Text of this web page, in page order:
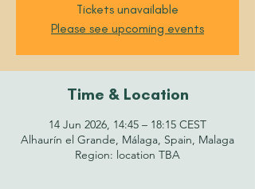
Tickets unavailable
Please see upcoming events
Time & Location
14 Jun 2026, 14:45 – 18:15 CEST
Alhaurín el Grande, Málaga, Spain, Malaga
Region: location TBA